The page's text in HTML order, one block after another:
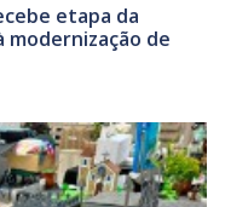
etapa da
modernização de